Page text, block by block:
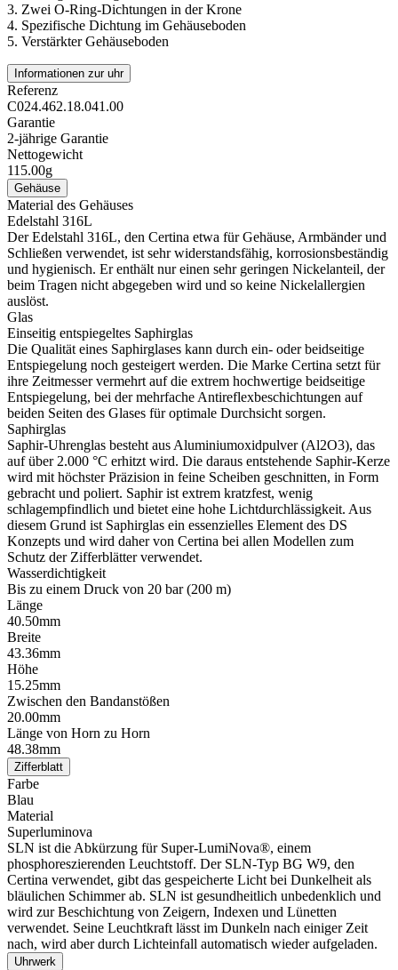
3. Zwei O-Ring-Dichtungen in der Krone
4. Spezifische Dichtung im Gehäuseboden
5. Verstärkter Gehäuseboden
Informationen zur uhr
Referenz
C024.462.18.041.00
Garantie
2-jährige Garantie
Nettogewicht
115.00g
Gehäuse
Material des Gehäuses
Edelstahl 316L
Der Edelstahl 316L, den Certina etwa für Gehäuse, Armbänder und
Schließen verwendet, ist sehr widerstandsfähig, korrosionsbeständig
und hygienisch. Er enthält nur einen sehr geringen Nickelanteil, der
beim Tragen nicht abgegeben wird und so keine Nickelallergien
auslöst.
Glas
Einseitig entspiegeltes Saphirglas
Die Qualität eines Saphirglases kann durch ein- oder beidseitige
Entspiegelung noch gesteigert werden. Die Marke Certina setzt für
ihre Zeitmesser vermehrt auf die extrem hochwertige beidseitige
Entspiegelung, bei der mehrfache Antireflexbeschichtungen auf
beiden Seiten des Glases für optimale Durchsicht sorgen.
Saphirglas
Saphir-Uhrenglas besteht aus Aluminiumoxidpulver (Al2O3), das
auf über 2.000 °C erhitzt wird. Die daraus entstehende Saphir-Kerze
wird mit höchster Präzision in feine Scheiben geschnitten, in Form
gebracht und poliert. Saphir ist extrem kratzfest, wenig
schlagempfindlich und bietet eine hohe Lichtdurchlässigkeit. Aus
diesem Grund ist Saphirglas ein essenzielles Element des DS
Konzepts und wird daher von Certina bei allen Modellen zum
Schutz der Zifferblätter verwendet.
Wasserdichtigkeit
Bis zu einem Druck von 20 bar (200 m)
Länge
40.50mm
Breite
43.36mm
Höhe
15.25mm
Zwischen den Bandanstößen
20.00mm
Länge von Horn zu Horn
48.38mm
Zifferblatt
Farbe
Blau
Material
Superluminova
SLN ist die Abkürzung für Super-LumiNova®, einem
phosphoreszierenden Leuchtstoff. Der SLN-Typ BG W9, den
Certina verwendet, gibt das gespeicherte Licht bei Dunkelheit als
bläulichen Schimmer ab. SLN ist gesundheitlich unbedenklich und
wird zur Beschichtung von Zeigern, Indexen und Lünetten
verwendet. Seine Leuchtkraft lässt im Dunkeln nach einiger Zeit
nach, wird aber durch Lichteinfall automatisch wieder aufgeladen.
Uhrwerk